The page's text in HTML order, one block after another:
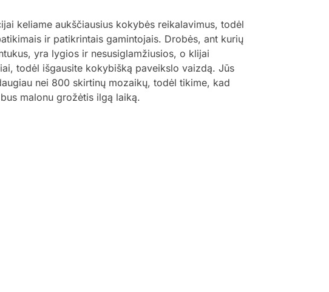
keliame aukščiausius kokybės reikalavimus, todėl
ir patikrintais gamintojais. Drobės, ant kurių
yra lygios ir nesusiglamžiusios, o klijai
todėl išgausite kokybišką paveikslo vaizdą. Jūs
nei 800 skirtinų mozaikų, todėl tikime, kad
malonu grožėtis ilgą laiką.